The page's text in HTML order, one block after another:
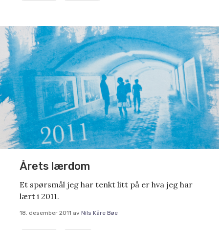
Årets lærdom
Et spørsmål jeg har tenkt litt på er hva jeg har
lært i 2011.
18. desember 2011 av Nils Kåre Bøe